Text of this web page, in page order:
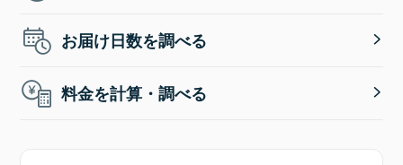
お届け日数を調べる
料金を計算・調べる